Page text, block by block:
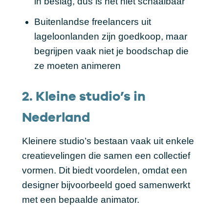
Buitenlandse freelancers uit
lageloonlanden zijn goedkoop, maar
begrijpen vaak niet je boodschap die
ze moeten animeren
2. Kleine studio’s in
Nederland
Kleinere studio’s bestaan vaak uit enkele
creatievelingen die samen een collectief
vormen. Dit biedt voordelen, omdat een
designer bijvoorbeeld goed samenwerkt
met een bepaalde animator.